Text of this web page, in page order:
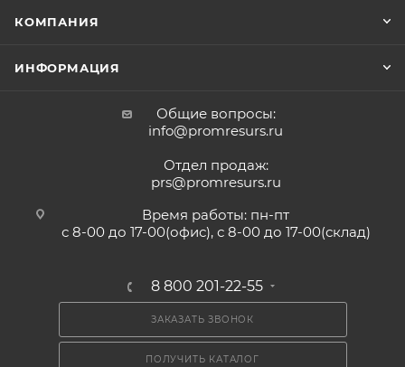
КОМПАНИЯ
ИНФОРМАЦИЯ
Общие вопросы:
info@promresurs.ru
Отдел продаж:
prs@promresurs.ru
Время работы: пн-пт
с 8-00 до 17-00(офис), с 8-00 до 17-00(склад)
8 800 201-22-55
ЗАКАЗАТЬ ЗВОНОК
ПОЛУЧИТЬ КАТАЛОГ